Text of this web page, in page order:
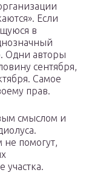
Если
в
Одни авторы
сентября,
Самое
прав.
смыслом и
не помогут,
участка.